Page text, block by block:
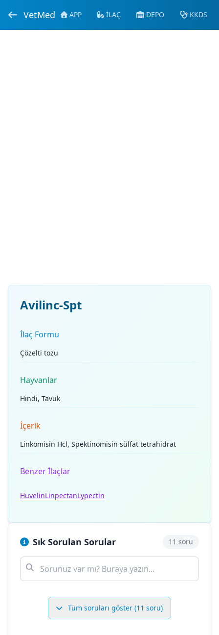
VetMed APP İLAÇ DEPO KKDS
Avilinc-Spt
İlaç Formu
Çözelti tozu
Hayvanlar
Hindi, Tavuk
İçerik
Linkomisin Hcl, Spektinomisin sülfat tetrahidrat
Benzer İlaçlar
HuvelinLinpectanLypectin
Sık Sorulan Sorular 11 soru
Tüm soruları göster (11 soru)